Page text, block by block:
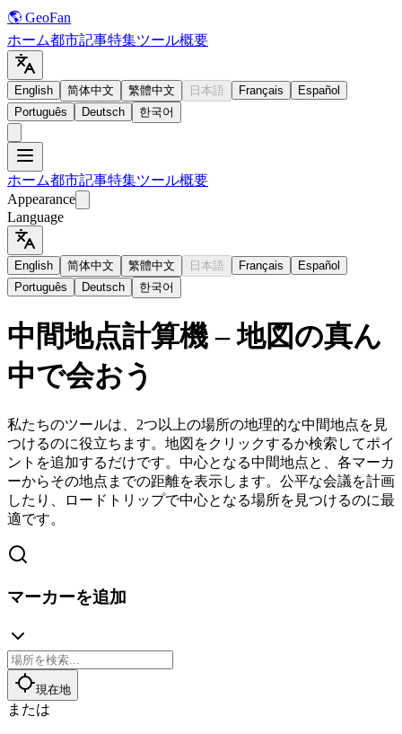
🌎 GeoFan
ホーム都市記事特集ツール概要
English 简体中文 繁體中文 日本語 Français
Español
Português
Deutsch 한국어
ホーム都市記事特集ツール概要
Appearance
Language
English 简体中文 繁體中文 日本語 Français
Español
Português
Deutsch 한국어
中間地点計算機 – 地図の真ん
中で会おう
私たちのツールは、2つ以上の場所の地理的な中間地点を見
つけるのに役立ちます。地図をクリックするか検索してポイ
ントを追加するだけです。中心となる中間地点と、各マーカ
ーからその地点までの距離を表示します。公平な会議を計画
したり、ロードトリップで中心となる場所を見つけるのに最
適です。
マーカーを追加
現在地
または